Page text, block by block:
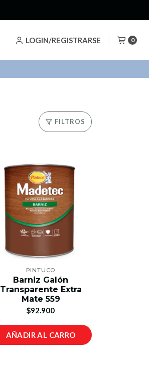
LOGIN/REGISTRARSE 0
FILTROS
PINTUCO
Barniz Galón
Transparente Extra
Mate 559
$92.900
AÑADIR AL CARRO